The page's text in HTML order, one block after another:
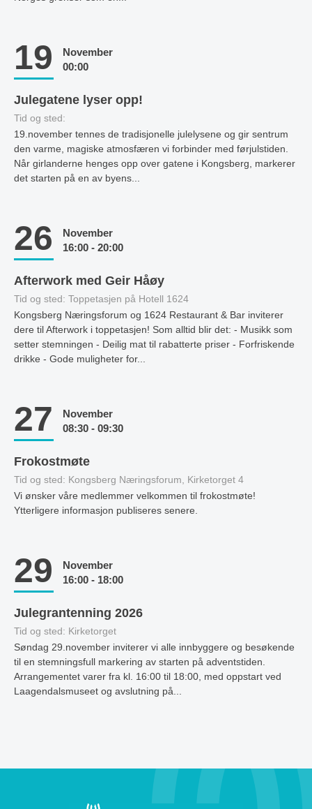
19
November
00:00
Julegatene lyser opp!
Tid og sted:
19.november tennes de tradisjonelle julelysene og gir sentrum
den varme, magiske atmosfæren vi forbinder med førjulstiden.
Når girlanderne henges opp over gatene i Kongsberg, markerer
det starten på en av byens...
26
November
16:00 - 20:00
Afterwork med Geir Håøy
Tid og sted: Toppetasjen på Hotell 1624
Kongsberg Næringsforum og 1624 Restaurant & Bar inviterer
dere til Afterwork i toppetasjen! Som alltid blir det: - Musikk som
setter stemningen - Deilig mat til rabatterte priser - Forfriskende
drikke - Gode muligheter for...
27
November
08:30 - 09:30
Frokostmøte
Tid og sted: Kongsberg Næringsforum, Kirketorget 4
Vi ønsker våre medlemmer velkommen til frokostmøte!
Ytterligere informasjon publiseres senere.
29
November
16:00 - 18:00
Julegrantenning 2026
Tid og sted: Kirketorget
Søndag 29.november inviterer vi alle innbyggere og besøkende
til en stemningsfull markering av starten på adventstiden.
Arrangementet varer fra kl. 16:00 til 18:00, med oppstart ved
Laagendalsmuseet og avslutning på...